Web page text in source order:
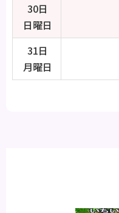
30日
日曜日
31日
月曜日